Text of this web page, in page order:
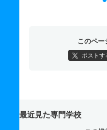
このペー
ポストす
最近見た専門学校